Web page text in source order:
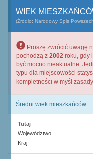
WIEK
(Źródło: Narodowy Spis
Proszę zwrócić uwagę
pochodzą z 2002 roku, gdy
być mocno nieaktualne.
typu dla miejscowości
kompletności w myśl
Średni wiek mieszkańców
Tutaj
Województwo
Kraj